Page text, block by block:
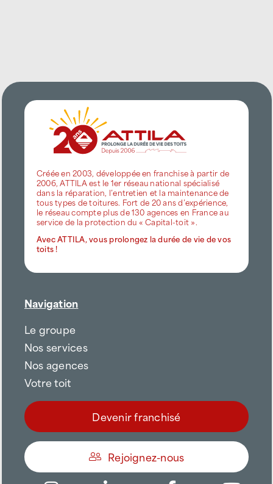
Créée en 2003, développée en franchise à partir de
2006, ATTILA est le 1er réseau national spécialisé
dans la réparation, l’entretien et la maintenance de
tous types de toitures. Fort de 20 ans d’expérience,
le réseau compte plus de 130 agences en France au
service de la protection du « Capital-toit ».
Avec ATTILA, vous prolongez la durée de vie de vos
toits !
Navigation
Le groupe
Nos services
Nos agences
Votre toit
Devenir franchisé
Rejoignez-nous